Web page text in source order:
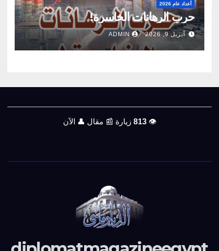
أعداد عام 2026
حرب الرهانات الخاسرة!
أبريل 9, 2026 ADMIN
👁️
813 زيارة 📰 مقال 👤 الآن